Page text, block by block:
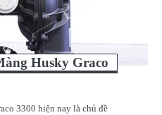
Husky Graco
3300 hiện nay là chủ đề